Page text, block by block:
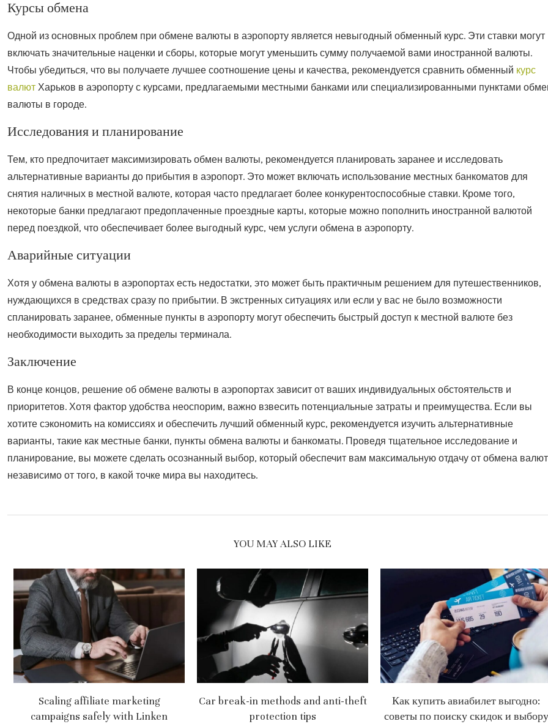
Курсы обмена
Одной из основных проблем при обмене валюты в аэропорту является невыгодный обменный курс. Эти ставки могут
включать значительные наценки и сборы, которые могут уменьшить сумму получаемой вами иностранной валюты.
Чтобы убедиться, что вы получаете лучшее соотношение цены и качества, рекомендуется сравнить обменный курс
валют Харьков в аэропорту с курсами, предлагаемыми местными банками или специализированными пунктами
валюты в городе.
Исследования и планирование
Тем, кто предпочитает максимизировать обмен валюты, рекомендуется планировать заранее и исследовать
альтернативные варианты до прибытия в аэропорт. Это может включать использование местных банкоматов для
снятия наличных в местной валюте, которая часто предлагает более конкурентоспособные ставки. Кроме того,
некоторые банки предлагают предоплаченные проездные карты, которые можно пополнить иностранной валютой
перед поездкой, что обеспечивает более выгодный курс, чем услуги обмена в аэропорту.
Аварийные ситуации
Хотя у обмена валюты в аэропортах есть недостатки, это может быть практичным решением для путешественников,
нуждающихся в средствах сразу по прибытии. В экстренных ситуациях или если у вас не было возможности
спланировать заранее, обменные пункты в аэропорту могут обеспечить быстрый доступ к местной валюте без
необходимости выходить за пределы терминала.
Заключение
В конце концов, решение об обмене валюты в аэропортах зависит от ваших индивидуальных обстоятельств и
приоритетов. Хотя фактор удобства неоспорим, важно взвесить потенциальные затраты и преимущества. Если вы
хотите сэкономить на комиссиях и обеспечить лучший обменный курс, рекомендуется изучить альтернативные
варианты, такие как местные банки, пункты обмена валюты и банкоматы. Проведя тщательное исследование и
планирование, вы можете сделать осознанный выбор, который обеспечит вам максимальную отдачу от обмена
независимо от того, в какой точке мира вы находитесь.
YOU MAY ALSO LIKE
Scaling affiliate marketing
campaigns safely with Linken
Car break-in methods and anti-theft
protection tips
Как купить авиабилет выгодно:
советы по поиску скидок и выбору